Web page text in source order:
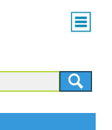
Main
menu